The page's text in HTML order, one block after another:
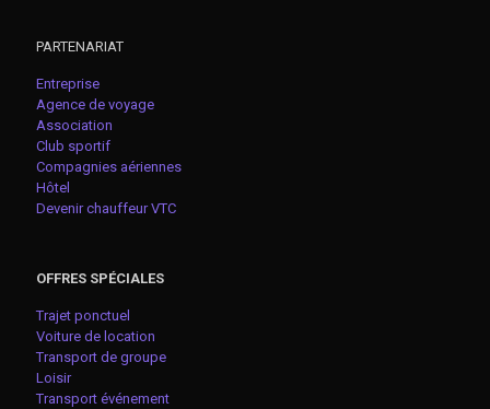
PARTENARIAT
Entreprise
Agence de voyage
Association
Club sportif
Compagnies aériennes
Hôtel
Devenir chauffeur VTC
OFFRES SPÉCIALES
Trajet ponctuel
Voiture de location
Transport de groupe
Loisir
Transport événement